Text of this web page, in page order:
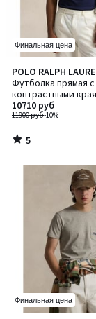
Финальная цена
POLO RALPH
Футболка прямая с
контрастными
11900 руб-10%
10710 руб
5
/
5
5
/
Финальная цена